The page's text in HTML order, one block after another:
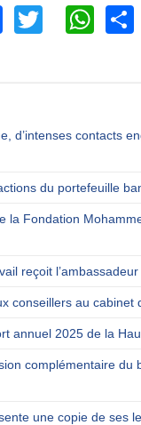
Facebook
Twitter
d’intenses contacts
du portefeuille
la Fondation
reçoit
conseillers au cabinet
annuel 2025 de la
complémentaire du
une copie de ses